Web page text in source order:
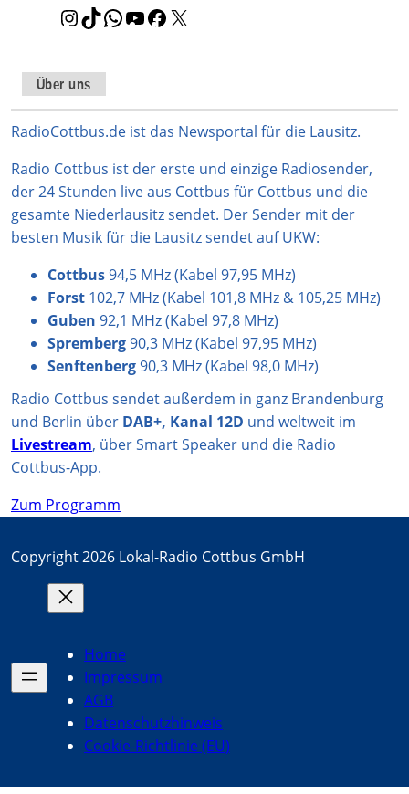
I
t
a
g
a
m
T
o
k
W
s
A
p
Y
u
b
F
b
o
k
Über uns
RadioCottbus.de ist das Newsportal für die Lausitz.
Radio Cottbus ist der erste und einzige Radiosender,
der 24 Stunden live aus Cottbus für Cottbus und die
gesamte Niederlausitz sendet. Der Sender mit der
besten Musik für die Lausitz sendet auf UKW:
Cottbus94,5 MHz (Kabel 97,95 MHz)
Forst 102,7 MHz (Kabel 101,8 MHz & 105,25 MHz)
Guben 92,1 MHz (Kabel 97,8 MHz)
Spremberg90,3 MHz (Kabel 97,95 MHz)
Senftenberg90,3 MHz (Kabel 98,0 MHz)
Radio Cottbus sendet außerdem in ganz Brandenburg
und Berlin über DAB+, Kanal 12D und weltweit im
Livestream, über Smart Speaker und die Radio
Cottbus-App.
Zum Programm
Copyright 2026 Lokal-Radio Cottbus GmbH
Home
Impressum
AGB
Datenschutzhinweis
Cookie-Richtlinie (EU)